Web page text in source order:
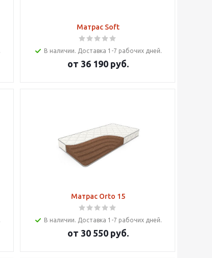
Матрас Soft
В наличии. Доставка 1-7 рабочих дней.
от 36 190 руб.
Матрас Orto 15
В наличии. Доставка 1-7 рабочих дней.
от 30 550 руб.